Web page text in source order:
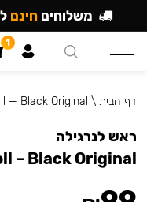
דף הבית \
— Black Original
ראש לנרגילה
– Black Original
משלוחים חינם
1